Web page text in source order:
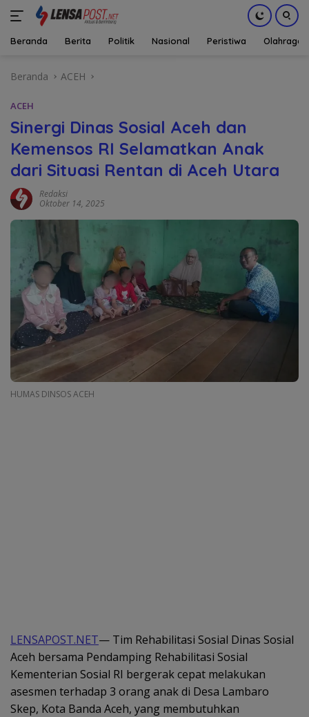
Beranda Berita Politik Nasional Peristiwa Olahraga
Beranda ACEH
ACEH
Sinergi Dinas Sosial Aceh dan
Kemensos RI Selamatkan Anak
dari Situasi Rentan di Aceh Utara
Redaksi
Oktober 14, 2025
HUMAS DINSOS ACEH
LENSAPOST.NET— Tim Rehabilitasi Sosial Dinas Sosial
Aceh bersama Pendamping Rehabilitasi Sosial
Kementerian Sosial RI bergerak cepat melakukan
asesmen terhadap 3 orang anak di Desa Lambaro
Skep, Kota Banda Aceh, yang membutuhkan